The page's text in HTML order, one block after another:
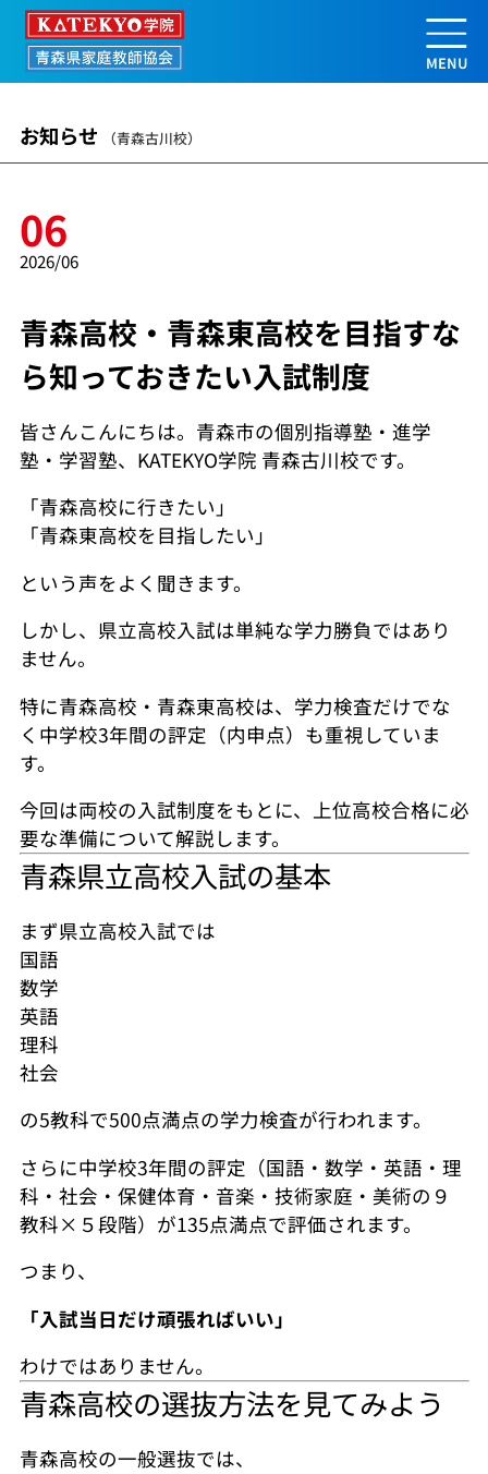
青森高校・青森東高校を目指すなら
お知らせ （青森古川校）
06
2026/06
青森高校・青森東高校を目指すな
ら知っておきたい入試制度
皆さんこんにちは。青森市の個別指導塾・進学
塾・学習塾、KATEKYO学院 青森古川校です。
「青森高校に行きたい」
「青森東高校を目指したい」
という声をよく聞きます。
しかし、県立高校入試は単純な学力勝負ではあり
ません。
特に青森高校・青森東高校は、学力検査だけでな
く中学校3年間の評定（内申点）も重視していま
す。
今回は両校の入試制度をもとに、上位高校合格に必
要な準備について解説します。
青森県立高校入試の基本
まず県立高校入試では
国語
数学
英語
理科
社会
の5教科で500点満点の学力検査が行われます。
さらに中学校3年間の評定（国語・数学・英語・理
科・社会・保健体育・音楽・技術家庭・美術の９
教科×５段階）が135点満点で評価されます。
つまり、
「入試当日だけ頑張ればいい」
わけではありません。
青森高校の選抜方法を見てみよう
青森高校の一般選抜では、